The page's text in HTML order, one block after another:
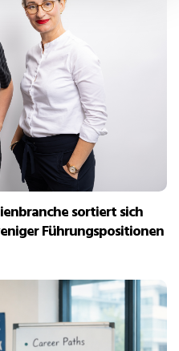
sortiert sich
Führungspositionen